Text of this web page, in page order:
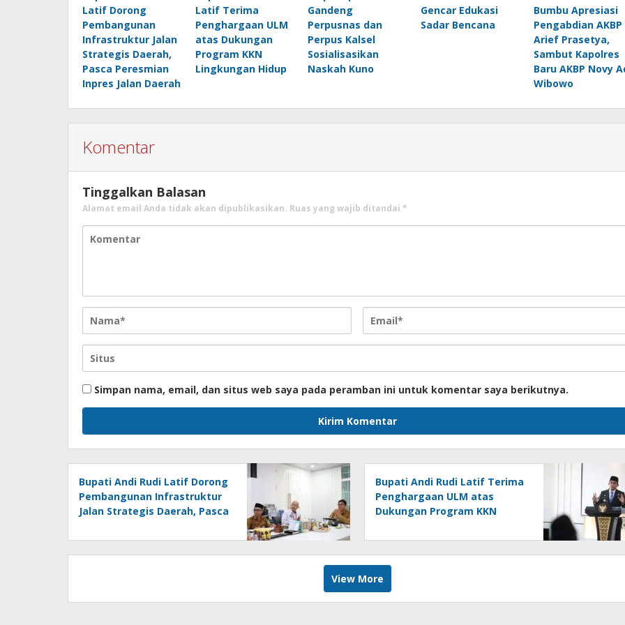
Latif Dorong
Pembangunan
Infrastruktur Jalan
Strategis Daerah,
Pasca Peresmian
Inpres Jalan Daerah
Latif Terima
Penghargaan ULM
atas Dukungan
Program KKN
Lingkungan Hidup
Gandeng
Perpusnas dan
Perpus Kalsel
Sosialisasikan
Naskah Kuno
Gencar Edukasi
Sadar Bencana
Bumbu Apresiasi
Pengabdian AKBP
Arief Prasetya,
Sambut Kapolres
Baru AKBP Novy
Wibowo
Komentar
Tinggalkan Balasan
Alamat email Anda tidak akan dipublikasikan. Ruas yang wajib ditandai *
Simpan nama, email, dan situs web saya pada peramban ini untuk komentar saya berikutnya.
Bupati Andi Rudi Latif Dorong
Pembangunan Infrastruktur
Jalan Strategis Daerah, Pasca
Daerah
Bupati Andi Rudi Latif Terima
Penghargaan ULM atas
Dukungan Program KKN
View More